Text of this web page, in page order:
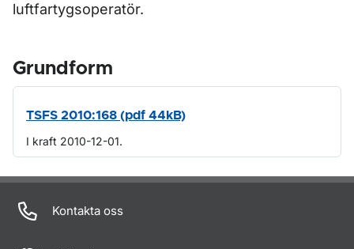
luftfartygsoperatör.
Grundform
TSFS 2010:168 (pdf 44kB)
I kraft 2010-12-01.
Om sidan
Kontakta oss